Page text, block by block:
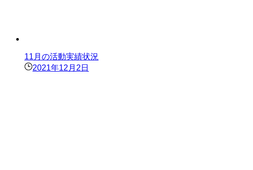
11月の活動実績状況
2021年12月2日